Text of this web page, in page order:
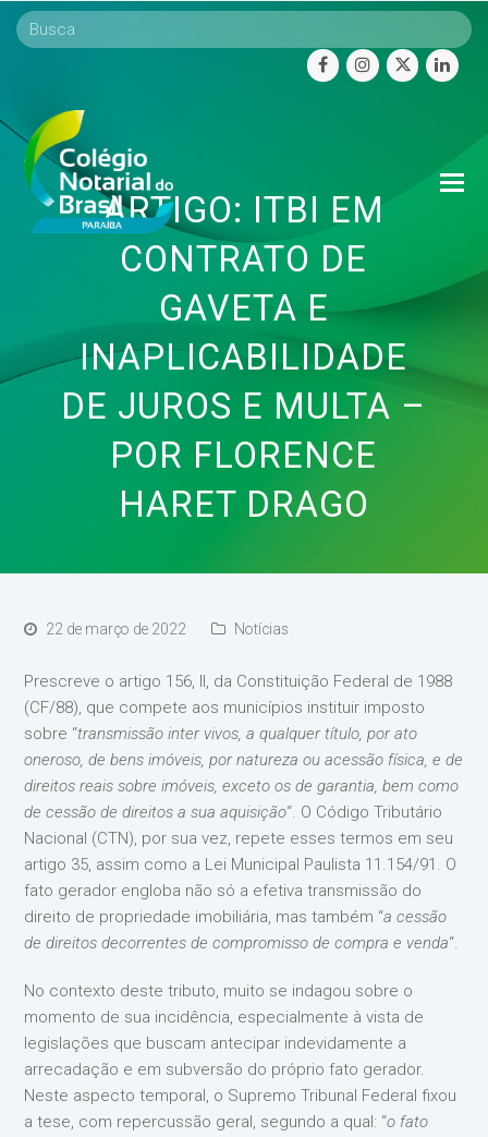
facebookinstagram
twitter
ARTIGO: ITBI EM
CONTRATO DE
GAVETA E
INAPLICABILIDADE
DE JUROS E MULTA –
POR FLORENCE
HARET DRAGO
22 de março de 2022 Notícias
Prescreve o artigo 156, II, da Constituição Federal de 1988
(CF/88), que compete aos municípios instituir imposto
sobre “transmissão inter vivos, a qualquer título, por ato
oneroso, de bens imóveis, por natureza ou acessão física, e de
direitos reais sobre imóveis, exceto os de garantia, bem como
de cessão de direitos a sua aquisição“. O Código Tributário
Nacional (CTN), por sua vez, repete esses termos em seu
artigo 35, assim como a Lei Municipal Paulista 11.154/91. O
fato gerador engloba não só a efetiva transmissão do
direito de propriedade imobiliária, mas também “a cessão
de direitos decorrentes de compromisso de compra e venda“.
No contexto deste tributo, muito se indagou sobre o
momento de sua incidência, especialmente à vista de
legislações que buscam antecipar indevidamente a
arrecadação e em subversão do próprio fato gerador.
Neste aspecto temporal, o Supremo Tribunal Federal fixou
a tese, com repercussão geral, segundo a qual: “o fato